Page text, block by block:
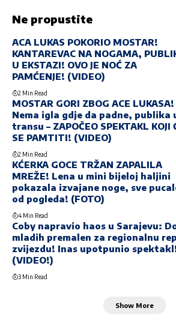
Ne propustite
ACA LUKAS POKORIO MOSTAR!
KANTAREVAC NA NOGAMA,
U EKSTAZI! OVO JE NOĆ ZA
PAMĆENJE! (VIDEO)
2 Min Read
MOSTAR GORI ZBOG ACE LUKASA!
Nema igla gdje da padne, publika
transu – ZAPOČEO SPEKTAKL KOJI
SE PAMTITI! (VIDEO)
2 Min Read
KĆERKA GOCE TRŽAN ZAPALILA
MREŽE! Lena u mini bijeloj haljini
pokazala izvajane noge, sve
od pogleda! (FOTO)
4 Min Read
Coby napravio haos u Sarajevu:
mladih premalen za regionalnu rep
zvijezdu! Inas upotpunio
(VIDEO!)
3 Min Read
Show More